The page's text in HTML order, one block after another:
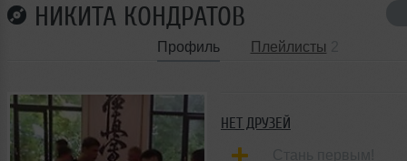
НИКИТА КОНДРАТОВ
Профиль Плейлисты
НЕТ ДРУЗЕЙ